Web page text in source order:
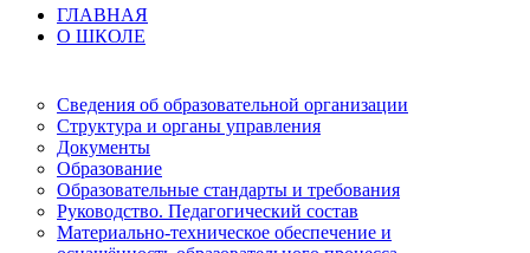
ГЛАВНАЯ
О ШКОЛЕ
Сведения об образовательной организации
Структура и органы управления
Документы
Образование
Образовательные стандарты и требования
Руководство. Педагогический состав
Материально-техническое обеспечение и